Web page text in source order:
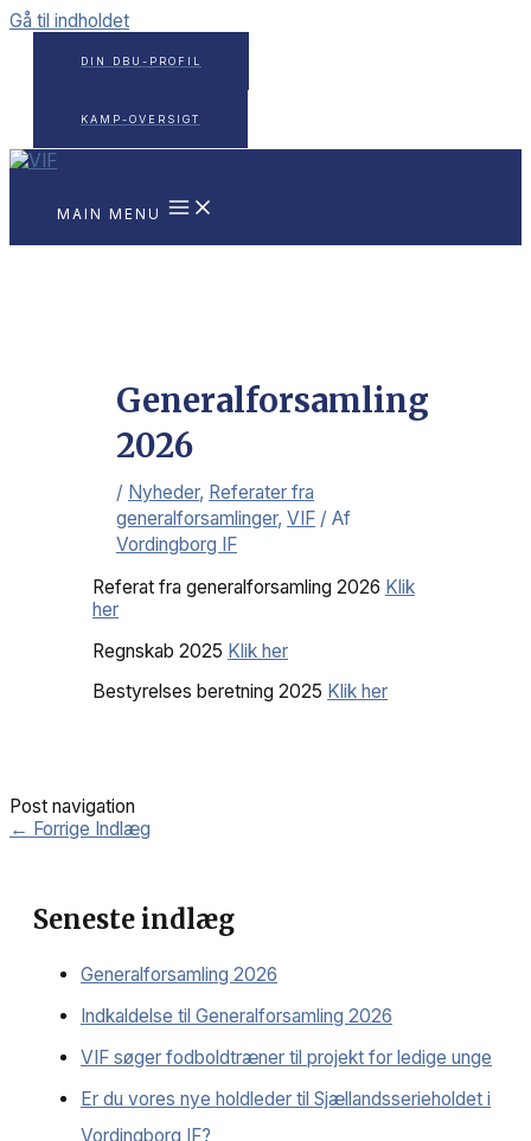
Gå til indholdet
DIN DBU-PROFIL
KAMP-OVERSIGT
MAIN MENU
Generalforsamling
2026
/ Nyheder, Referater fra
generalforsamlinger, VIF / Af
Vordingborg IF
Referat fra generalforsamling 2026 Klik
her
Regnskab 2025 Klik her
Bestyrelses beretning 2025 Klik her
Post navigation
← Forrige Indlæg
Seneste indlæg
Generalforsamling 2026
Indkaldelse til Generalforsamling 2026
VIF søger fodboldtræner til projekt for ledige unge
Er du vores nye holdleder til Sjællandsserieholdet i
Vordingborg IF?